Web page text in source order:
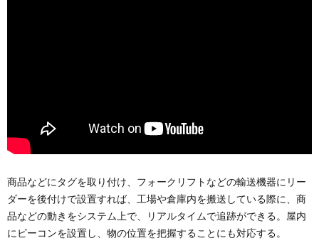
商品などにタグを取り付け、フォークリフトなどの輸送機器にリー
ダーを後付けで設置すれば、工場や倉庫内を搬送している際に、商
品などの動きをシステム上で、リアルタイムで追跡ができる。屋内
にビーコンを設置し、物の位置を把握することにも対応する。